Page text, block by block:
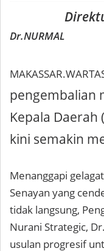
Dr.NURMAL
pengembalian
Kepala Daerah
kini semakin
Menanggapi
Senayan yang
tidak langsung,
Nurani Strategic,
usulan progresif